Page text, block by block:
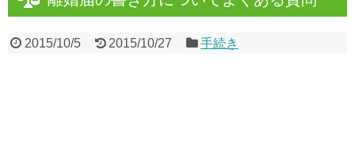
2015/10/5 2015/10/27 手続き